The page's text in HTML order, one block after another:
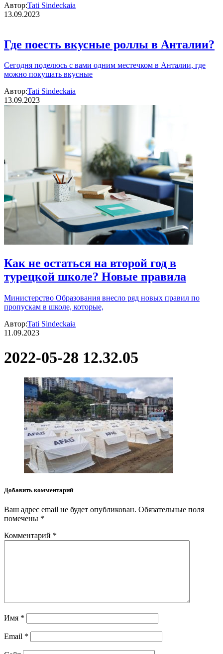
Автор:Tati Sindeckaia
13.09.2023
Где поесть вкусные роллы в Анталии?
Сегодня поделюсь с вами одним местечком в Анталии, где
можно покушать вкусные
Автор:Tati Sindeckaia
13.09.2023
Как не остаться на второй год в
турецкой школе? Новые правила
Министерство Образования внесло ряд новых правил по
пропускам в школе, которые,
Автор:Tati Sindeckaia
11.09.2023
2022-05-28 12.32.05
Добавить комментарий
Ваш адрес email не будет опубликован. Обязательные поля
помечены *
Комментарий *
Имя *
Email *